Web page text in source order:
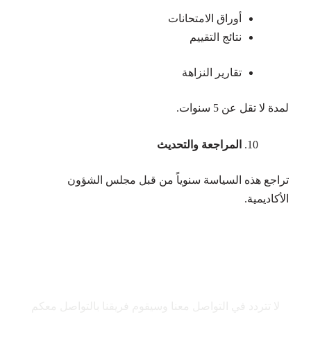
أوراق الامتحانات
نتائج التقييم
تقارير النزاهة
لمدة لا تقل عن 5 سنوات.
المراجعة والتحديث
تراجع هذه السياسة سنوياً من قبل مجلس الشؤون
الأكاديمية.